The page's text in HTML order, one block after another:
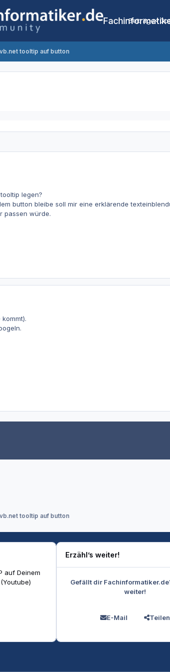
Beiträge
vb.net tooltip auf button
legen?
button bleibe soll mir eine erklärende
passen würde.
vb.net tooltip auf button
auf Deinem
Erzähl’s weiter!
Gefällt dir
weiter!
E-Mail Teilen